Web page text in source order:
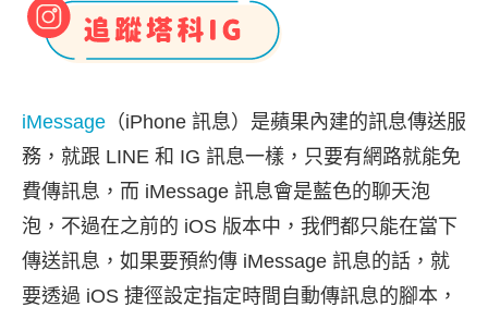
iMessage （iPhone 訊息）是蘋果內建的訊息傳送服
務，就跟 LINE 和 IG 訊息一樣，只要有網路就能免
費傳訊息，而 iMessage 訊息會是藍色的聊天泡
泡，不過在之前的 iOS 版本中，我們都只能在當下
傳送訊息，如果要預約傳 iMessage 訊息的話，就
要透過 iOS 捷徑設定指定時間自動傳訊息的腳本，